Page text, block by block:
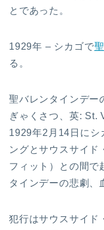
とであった。
1929年 – シカゴで
る。
聖バレンタインデー
ぎゃくさつ、英: St.
1929年2月14日にシ
ングとサウスサイド
フィット）との間で
タインデーの悲劇、
犯行はサウスサイド